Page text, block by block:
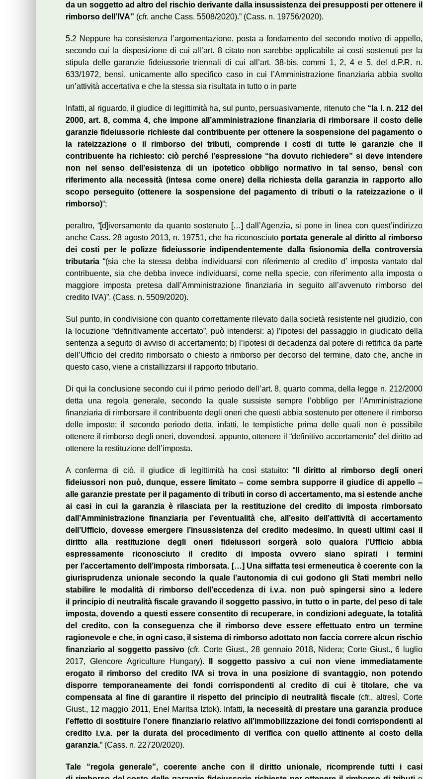
da un soggetto ad altro del rischio derivante dalla insussistenza dei presupposti per ottenere il
rimborso dell’IVA” (cfr. anche Cass. 5508/2020).” (Cass. n. 19756/2020).
5.2 Neppure ha consistenza l’argomentazione, posta a fondamento del secondo motivo di appello,
secondo cui la disposizione di cui all’art. 8 citato non sarebbe applicabile ai costi sostenuti per la
stipula delle garanzie fideiussorie triennali di cui all’art. 38-bis, commi 1, 2, 4 e 5, del d.P.R. n.
633/1972, bensì, unicamente allo specifico caso in cui l’Amministrazione finanziaria abbia svolto
un’attività accertativa e che la stessa sia risultata in tutto o in parte
Infatti, al riguardo, il giudice di legittimità ha, sul punto, persuasivamente, ritenuto che “la l. n. 212 del
2000, art. 8, comma 4, che impone all’amministrazione finanziaria di rimborsare il costo delle
garanzie fideiussorie richieste dal contribuente per ottenere la sospensione del pagamento o
la rateizzazione o il rimborso dei tributi, comprende i costi di tutte le garanzie che il
contribuente ha richiesto: ciò perché l’espressione “ha dovuto richiedere” si deve intendere
non nel senso dell’esistenza di un ipotetico obbligo normativo in tal senso, bensì con
riferimento alla necessità (intesa come onere) della richiesta della garanzia in rapporto allo
scopo perseguito (ottenere la sospensione del pagamento di tributi o la rateizzazione o il
rimborso)“;
peraltro, “[d]iversamente da quanto sostenuto […] dall’Agenzia, si pone in linea con quest’indirizzo
anche Cass. 28 agosto 2013, n. 19751, che ha riconosciuto portata generale al diritto al rimborso
dei costi per le polizze fideiussorie indipendentemente dalla fisionomia della controversia
tributaria “(sia che la stessa debba individuarsi con riferimento al credito d’ imposta vantato dal
contribuente, sia che debba invece individuarsi, come nella specie, con riferimento alla imposta o
maggiore imposta pretesa dall’Amministrazione finanziaria in seguito all’avvenuto rimborso del
credito IVA)”. (Cass. n. 5509/2020).
Sul punto, in condivisione con quanto correttamente rilevato dalla società resistente nel giudizio, con
la locuzione “definitivamente accertato”, può intendersi: a) l’ipotesi del passaggio in giudicato della
sentenza a seguito di avviso di accertamento; b) l’ipotesi di decadenza dal potere di rettifica da parte
dell’Ufficio del credito rimborsato o chiesto a rimborso per decorso del termine, dato che, anche in
questo caso, viene a cristallizzarsi il rapporto tributario.
Di qui la conclusione secondo cui il primo periodo dell’art. 8, quarto comma, della legge n. 212/2000
detta una regola generale, secondo la quale sussiste sempre l’obbligo per l’Amministrazione
finanziaria di rimborsare il contribuente degli oneri che questi abbia sostenuto per ottenere il rimborso
delle imposte; il secondo periodo detta, infatti, le tempistiche prima delle quali non è possibile
ottenere il rimborso degli oneri, dovendosi, appunto, ottenere il “definitivo accertamento” del diritto ad
ottenere la restituzione dell’imposta.
A conferma di ciò, il giudice di legittimità ha così statuito: “ Il diritto al rimborso degli oneri
fideiussori non può, dunque, essere limitato – come sembra supporre il giudice di appello –
alle garanzie prestate per il pagamento di tributi in corso di accertamento, ma si estende anche
ai casi in cui la garanzia è rilasciata per la restituzione del credito di imposta rimborsato
dall’Amministrazione finanziaria per l’eventualità che, all’esito dell’attività di accertamento
dell’Ufficio, dovesse emergere l’insussistenza del credito medesimo. In questi ultimi casi il
diritto alla restituzione degli oneri fideiussori sorgerà solo qualora l’Ufficio abbia
espressamente riconosciuto il credito di imposta ovvero siano spirati i termini
per l’accertamento dell’imposta rimborsata. […] Una siffatta tesi ermeneutica è coerente con la
giurisprudenza unionale secondo la quale l’autonomia di cui godono gli Stati membri nello
stabilire le modalità di rimborso dell’eccedenza di i.v.a. non può spingersi sino a ledere
il principio di neutralità fiscale gravando il soggetto passivo, in tutto o in parte, del peso di tale
imposta, dovendo a questi essere consentito di recuperare, in condizioni adeguate, la totalità
del credito, con la conseguenza che il rimborso deve essere effettuato entro un termine
ragionevole e che, in ogni caso, il sistema di rimborso adottato non faccia correre alcun rischio
finanziario al soggetto passivo(cfr. Corte Giust., 28 gennaio 2018, Nidera; Corte Giust., 6 luglio
2017, Glencore Agriculture Hungary).
Il soggetto passivo a cui non viene immediatamente
erogato il rimborso del credito IVA si trova in una posizione di svantaggio, non potendo
disporre temporaneamente dei fondi corrispondenti al credito di cui è titolare, che va
compensata al fine di garantire il rispetto del principio di neutralità fiscale (cfr., altresì, Corte
Giust., 12 maggio 2011, Enel Maritsa Iztok). Infatti, la necessità di prestare una garanzia produce
l’effetto di sostituire l’onere finanziario relativo all’immobilizzazione dei fondi corrispondenti al
credito i.v.a. per la durata del procedimento di verifica con quello attinente al costo della
garanzia.” (Cass. n. 22720/2020).
Tale “regola generale”, coerente anche con il diritto unionale, ricomprende tutti i casi